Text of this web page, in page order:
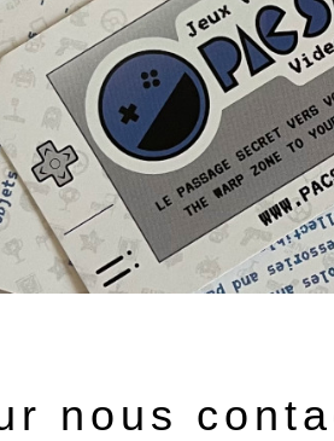
nous